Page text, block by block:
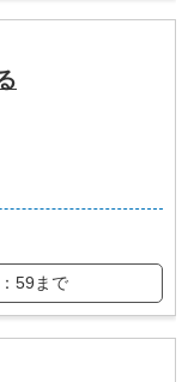
59まで